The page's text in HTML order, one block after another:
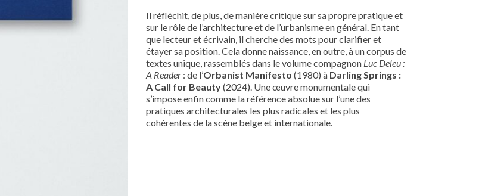
Il réfléchit, de plus, de manière critique sur sa propre pratique et
sur le rôle de l’architecture et de l’urbanisme en général. En tant
que lecteur et écrivain, il cherche des mots pour clarifier et
étayer sa position. Cela donne naissance, en outre, à un corpus de
textes unique, rassemblés dans le volume compagnon Luc Deleu :
A Reader: de l’Orbanist Manifesto (1980) à Darling Springs :
A Call for Beauty(2024). Une œuvre monumentale qui
s’impose enfin comme la référence absolue sur l’une des
pratiques architecturales les plus radicales et les plus
cohérentes de la scène belge et internationale.